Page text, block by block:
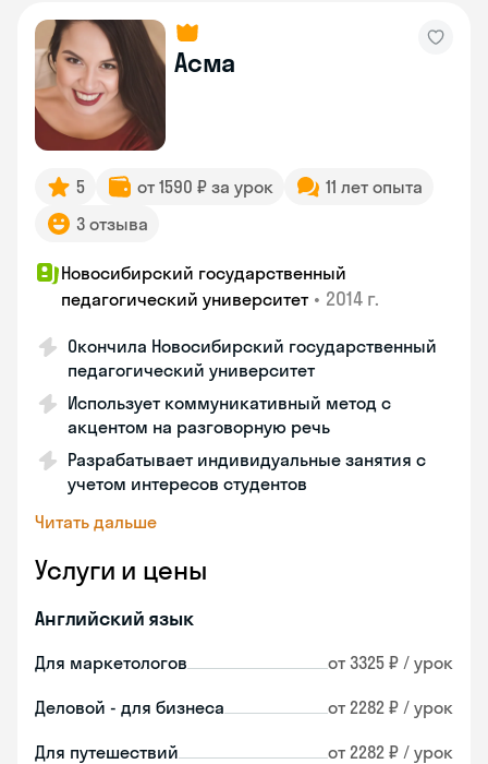
Асма
5 от 1590 ₽ за урок
11 лет опыта
3 отзыва
Новосибирский государственный
педагогический университет • 2014 г.
Окончила Новосибирский государственный
педагогический университет
Использует коммуникативный метод с
акцентом на разговорную речь
Разрабатывает индивидуальные занятия с
учетом интересов студентов
Читать дальше
Услуги и цены
Английский язык
Для маркетологов от 3325 ₽ / урок
Деловой - для бизнеса от 2282 ₽ / урок
Для путешествий от 2282 ₽ / урок